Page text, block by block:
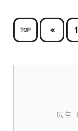
TOP «
広告